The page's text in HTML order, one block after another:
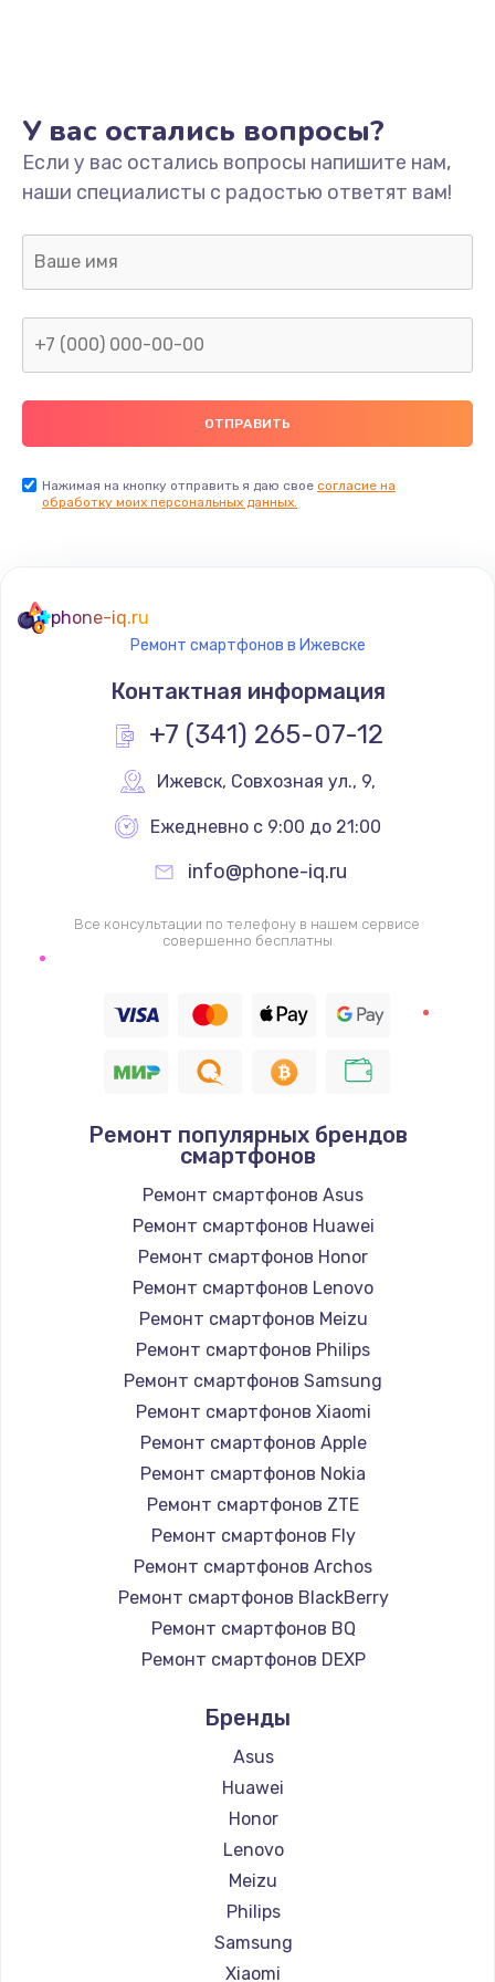
Не включается
1400 руб.
Заказать
Нет звука
800 руб.
Не видит флешку
400 руб.
Заказать
900 руб.
Заказать
900 руб.
Заказать
Не работает
Заказать
Восстановление цепи питания, пайка
Заказать
Программный ремонт/прошивка
390 руб.
Заказать
Замена Bluetooth/Wi-Fi модуля
800 руб.
Заказать
Замена картридера
890 руб.
Заказать
Замена микросхемы NFC
1100 руб.
Заказать
3900 руб.
Настройка Wi-Fi
Заказать
Замена вебкамеры
У вас остались вопросы?
Если у вас остались вопросы напишите нам,
наши специалисты с радостью ответят вам!
Нажимая на кнопку отправить я даю свое согласие на
обработку моих персональных данных.
phone-iq.ru
Ремонт смартфонов в Ижевске
Контактная информация
+7 (341) 265-07-12
Ижевск, Совхозная ул., 9,
Ежедневно с 9:00 до 21:00
info@phone-iq.ru
Все консультации по телефону в нашем сервисе
совершенно бесплатны
Ремонт популярных брендов
смартфонов
Ремонт смартфонов Asus
Ремонт смартфонов Huawei
Ремонт смартфонов Honor
Ремонт смартфонов Lenovo
Ремонт смартфонов Meizu
Ремонт смартфонов Philips
Ремонт смартфонов Samsung
Ремонт смартфонов Xiaomi
Ремонт смартфонов Apple
Ремонт смартфонов Nokia
Ремонт смартфонов ZTE
Ремонт смартфонов Fly
Ремонт смартфонов Archos
Ремонт смартфонов BlackBerry
Ремонт смартфонов BQ
Ремонт смартфонов DEXP
Ремонт смартфонов Ginzzu
Ремонт смартфонов Highscreen
Ремонт смартфонов Irbis
Ремонт смартфонов Kyocera
Ремонт смартфонов LeEco
Ремонт смартфонов OnePlus
Ремонт смартфонов teXet
Ремонт смартфонов Motorola
Ремонт смартфонов Prestigio
Бренды
Asus
Huawei
Honor
Lenovo
Meizu
Philips
Samsung
Xiaomi